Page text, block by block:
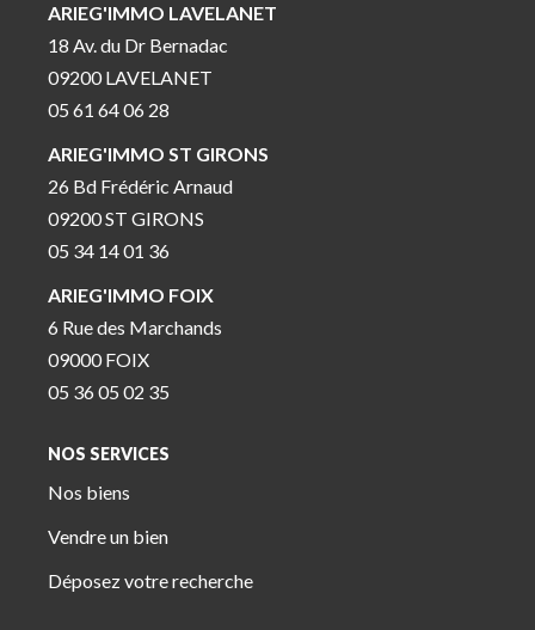
ARIEG'IMMO LAVELANET
18 Av. du Dr Bernadac
09200 LAVELANET
05 61 64 06 28
ARIEG'IMMO ST GIRONS
26 Bd Frédéric Arnaud
09200 ST GIRONS
05 34 14 01 36
ARIEG'IMMO FOIX
6 Rue des Marchands
09000 FOIX
05 36 05 02 35
NOS SERVICES
Nos biens
Vendre un bien
Déposez votre recherche